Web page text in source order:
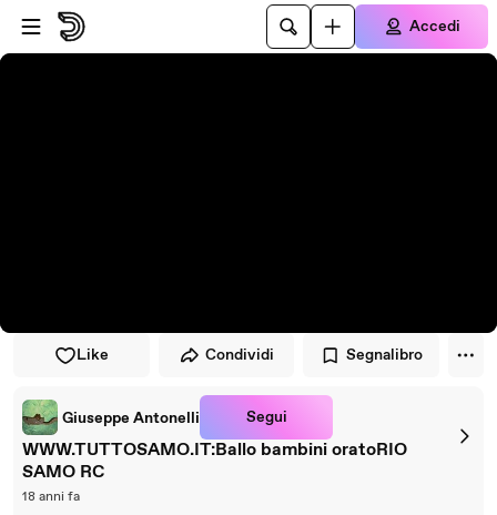
Vai al lettore
Passa al contenuto principale
Accedi
Like Condividi Segnalibro
Giuseppe Antonelli Segui
WWW.TUTTOSAMO.IT:Ballo bambini oratoRIO
SAMO RC
18 anni fa